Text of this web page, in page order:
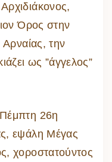
Όρος στην
Αρναίας, την
ως ”άγγελος”
26η
εψάλη Μέγας
χοροστατούντος